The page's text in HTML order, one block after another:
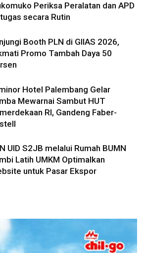
Periksa Peralatan dan APD
secara Rutin
Booth PLN di GIIAS 2026,
Promo Tambah Daya 50
Hotel Palembang Gelar
Mewarnai Sambut HUT
RI, Gandeng Faber-
UID S2JB melalui Rumah BUMN
Latih UMKM Optimalkan
untuk Pasar Ekspor